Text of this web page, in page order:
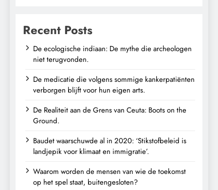
Recent Posts
De ecologische indiaan: De mythe die archeologen
niet terugvonden.
De medicatie die volgens sommige kankerpatiënten
verborgen blijft voor hun eigen arts.
De Realiteit aan de Grens van Ceuta: Boots on the
Ground.
Baudet waarschuwde al in 2020: ‘Stikstofbeleid is
landjepik voor klimaat en immigratie’.
Waarom worden de mensen van wie de toekomst
op het spel staat, buitengesloten?